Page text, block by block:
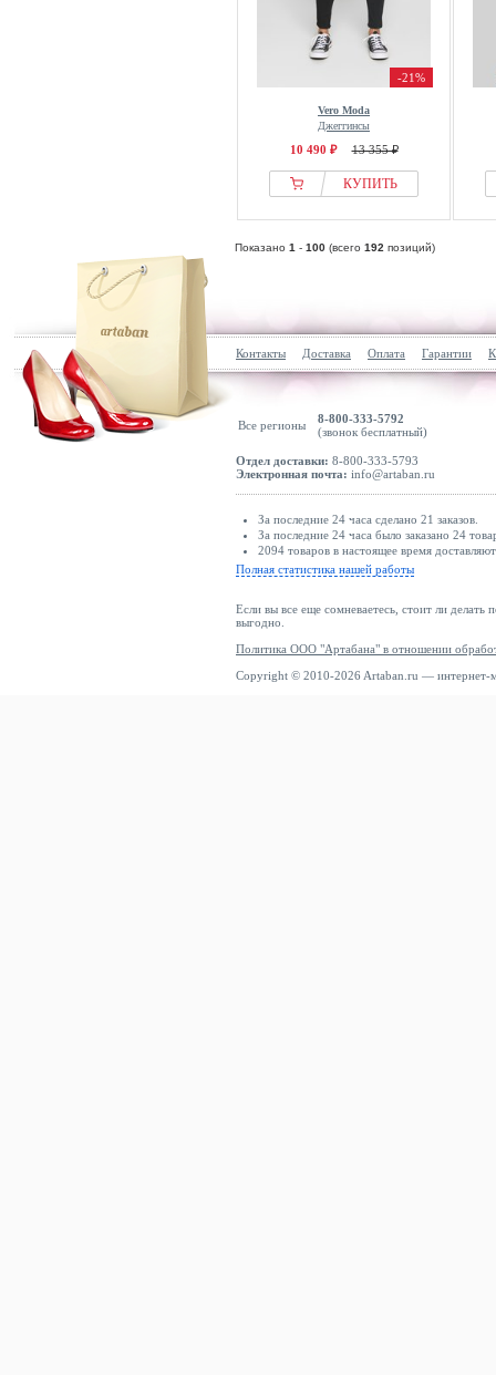
-21%
Vero Moda
Джеггинсы
10 490 ₽ 13 355 ₽
КУПИТЬ
Показано 1 - 100 (всего 192 позиций)
Контакты Доставка Оплата Гарантии
Все регионы
8-800-333-5792
(звонок бесплатный)
Отдел доставки: 8-800-333-5793
Электронная почта: info@artaban.ru
За последние 24 часа сделано 21 заказов.
За последние 24 часа было заказано 24
2094 товаров в настоящее время
Полная статистика нашей работы
Если вы все еще сомневаетесь, стоит ли делать
выгодно.
Политика ООО "Артабана" в отношении
Copyright © 2010-2026 Artaban.ru — интернет-